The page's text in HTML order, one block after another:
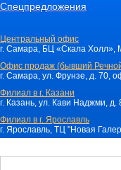
Спецпредложения
Центральный офис
г. Самара, БЦ «Скала Холл»,
Офис продаж (бывший
г. Самара, ул. Фрунзе, д. 70,
Филиал в г. Казани
г. Казань, ул. Кави Наджми,
Филиал в г. Ярославль
г. Ярославль, ТЦ "Новая